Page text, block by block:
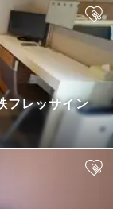
フレッサイン